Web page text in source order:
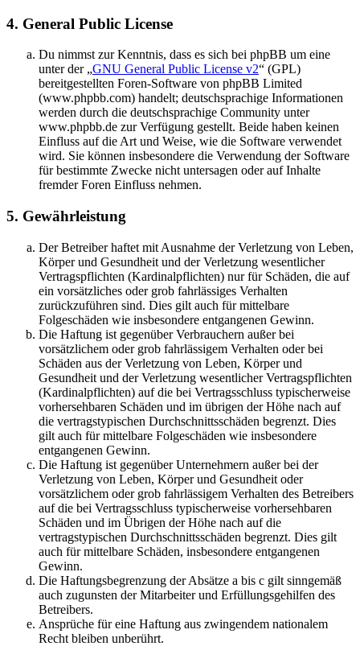
4. General Public License
Du nimmst zur Kenntnis, dass es sich bei phpBB um eine
unter der „GNU General Public License v2“ (GPL)
bereitgestellten Foren-Software von phpBB Limited
(www.phpbb.com) handelt; deutschsprachige Informationen
werden durch die deutschsprachige Community unter
www.phpbb.de zur Verfügung gestellt. Beide haben keinen
Einfluss auf die Art und Weise, wie die Software verwendet
wird. Sie können insbesondere die Verwendung der Software
für bestimmte Zwecke nicht untersagen oder auf Inhalte
fremder Foren Einfluss nehmen.
5. Gewährleistung
Der Betreiber haftet mit Ausnahme der Verletzung von Leben,
Körper und Gesundheit und der Verletzung wesentlicher
Vertragspflichten (Kardinalpflichten) nur für Schäden, die auf
ein vorsätzliches oder grob fahrlässiges Verhalten
zurückzuführen sind. Dies gilt auch für mittelbare
Folgeschäden wie insbesondere entgangenen Gewinn.
Die Haftung ist gegenüber Verbrauchern außer bei
vorsätzlichem oder grob fahrlässigem Verhalten oder bei
Schäden aus der Verletzung von Leben, Körper und
Gesundheit und der Verletzung wesentlicher Vertragspflichten
(Kardinalpflichten) auf die bei Vertragsschluss typischerweise
vorhersehbaren Schäden und im übrigen der Höhe nach auf
die vertragstypischen Durchschnittsschäden begrenzt. Dies
gilt auch für mittelbare Folgeschäden wie insbesondere
entgangenen Gewinn.
Die Haftung ist gegenüber Unternehmern außer bei der
Verletzung von Leben, Körper und Gesundheit oder
vorsätzlichem oder grob fahrlässigem Verhalten des Betreibers
auf die bei Vertragsschluss typischerweise vorhersehbaren
Schäden und im Übrigen der Höhe nach auf die
vertragstypischen Durchschnittsschäden begrenzt. Dies gilt
auch für mittelbare Schäden, insbesondere entgangenen
Gewinn.
Die Haftungsbegrenzung der Absätze a bis c gilt sinngemäß
auch zugunsten der Mitarbeiter und Erfüllungsgehilfen des
Betreibers.
Ansprüche für eine Haftung aus zwingendem nationalem
Recht bleiben unberührt.